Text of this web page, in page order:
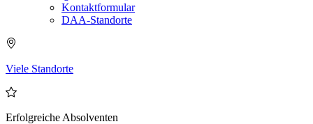
Kontaktformular
DAA-Standorte
Viele Standorte
Erfolgreiche Absolventen